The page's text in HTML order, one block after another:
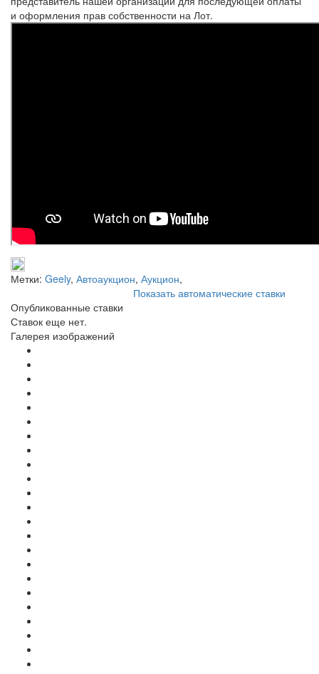
и оформления прав собственности на Лот.
Метки: Geely, Автоаукцион, Аукцион,
Показать автоматические ставки
Опубликованные ставки
Ставок еще нет.
Галерея изображений